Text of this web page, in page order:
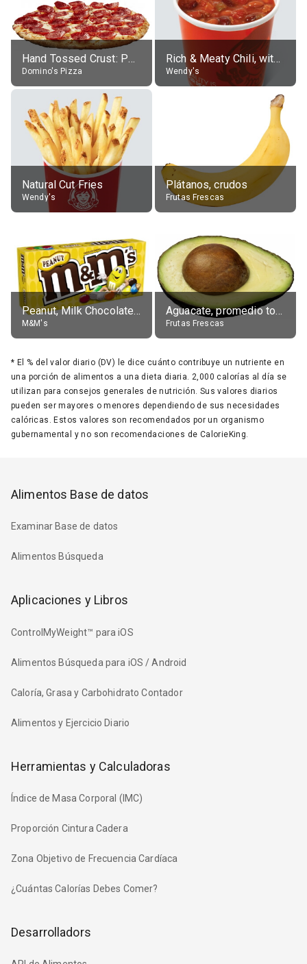
Hand Tossed Crust: Pepperoni Pizza (Large 14")
Domino's Pizza
Rich & Meaty Chili, without toppings, large
Wendy's
Natural Cut Fries
Wendy's
Plátanos, crudos
Frutas Frescas
Peanut, Milk Chocolate Candies
M&M's
Aguacate, promedio todos variedades, crudo
Frutas Frescas
* El % del valor diario (DV) le dice cuánto contribuye un nutriente en
una porción de alimentos a una dieta diaria. 2,000 calorías al día se
utilizan para consejos generales de nutrición. Sus valores diarios
pueden ser mayores o menores dependiendo de sus necesidades
calóricas. Estos valores son recomendados por un organismo
gubernamental y no son recomendaciones de CalorieKing.
Alimentos Base de datos
Examinar Base de datos
Alimentos Búsqueda
Aplicaciones y Libros
ControlMyWeight™ para iOS
Alimentos Búsqueda para iOS / Android
Caloría, Grasa y Carbohidrato Contador
Alimentos y Ejercicio Diario
Herramientas y Calculadoras
Índice de Masa Corporal (IMC)
Proporción Cintura Cadera
Zona Objetivo de Frecuencia Cardíaca
¿Cuántas Calorías Debes Comer?
Desarrolladors